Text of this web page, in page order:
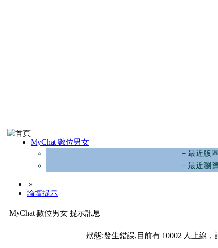
MyChat 數位男女
－最近版
－最近瀏
»
論壇提示
MyChat 數位男女 提示訊息
狀態:發生錯誤,目前有 10002 人上線